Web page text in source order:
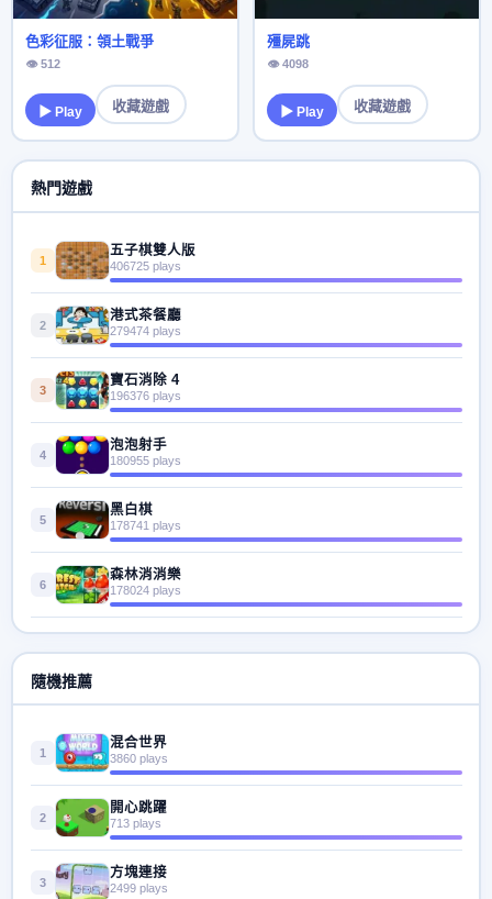
色彩征服：領土戰爭
👁 512
▶ Play 收藏遊戲
殭屍跳
👁 4098
▶ Play 收藏遊戲
熱門遊戲
1
五子棋雙人版
406725 plays
2
港式茶餐廳
279474 plays
3
寶石消除 4
196376 plays
4
泡泡射手
180955 plays
5
黑白棋
178741 plays
6
森林消消樂
178024 plays
隨機推薦
1
混合世界
3860 plays
2
開心跳躍
713 plays
3
方塊連接
2499 plays